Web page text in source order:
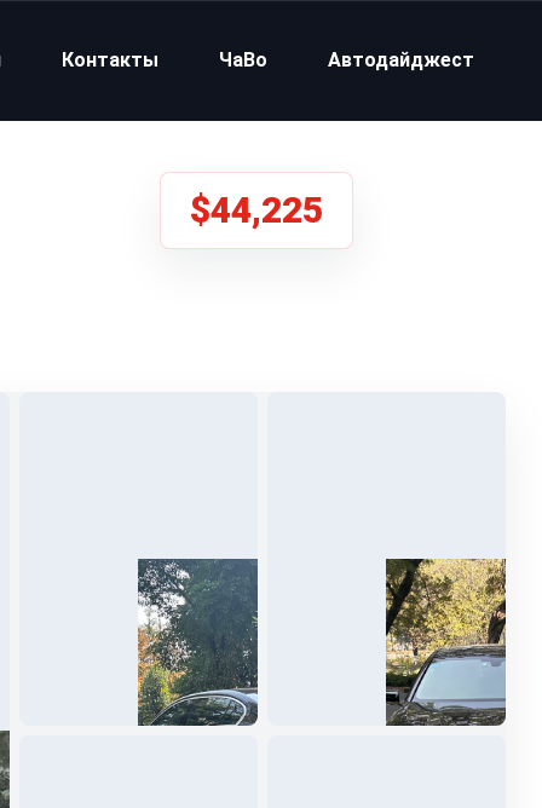
Контакты ЧаВо Автодайджест
$44,225